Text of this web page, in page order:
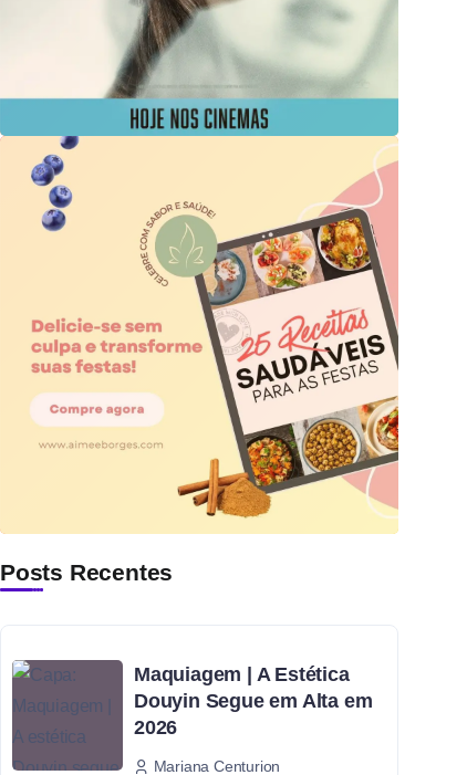
Posts Recentes
Maquiagem | A Estética
Douyin Segue em Alta em
2026
Mariana Centurion